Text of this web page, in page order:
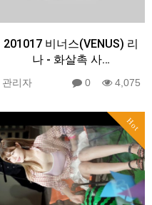
201017 비너스(VENUS) 리
나 - 화살촉 사…
관리자 0 4,075
Hot